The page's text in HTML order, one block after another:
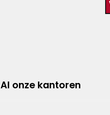
Al onze kantoren